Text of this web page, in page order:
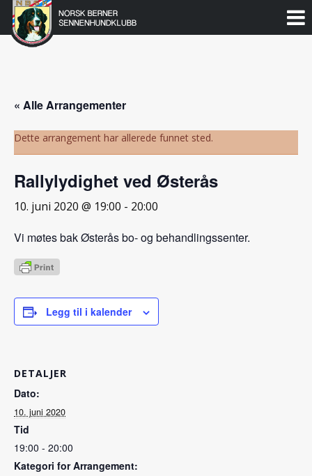
Gå
Norsk
Berner
« Alle Arrangementer
Dette arrangement har allerede funnet sted.
Rallylydighet ved Østerås
10. juni 2020 @ 19:00 - 20:00
Vi møtes bak Østerås bo- og behandlingssenter.
Legg til i kalender
DETALJER
Dato:
10. juni 2020
Tid
19:00 - 20:00
Kategori for Arrangement: